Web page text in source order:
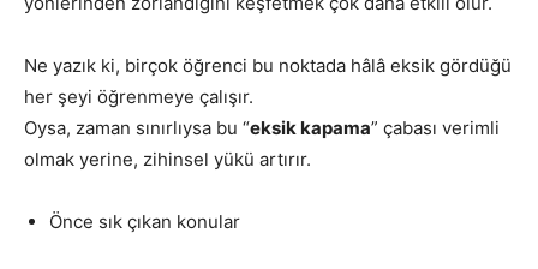
Ne yazık ki, birçok öğrenci bu noktada hâlâ eksik gördüğü
her şeyi öğrenmeye çalışır.
Oysa, zaman sınırlıysa bu “eksik kapama” çabası verimli
olmak yerine, zihinsel yükü artırır.
Önce sık çıkan konular